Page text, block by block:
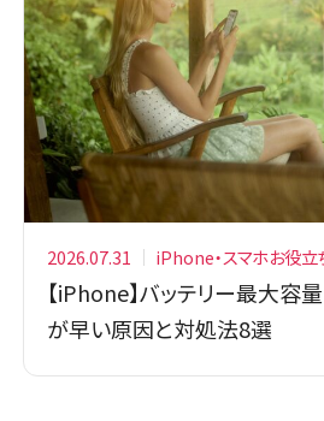
2026.07.31 iPhone・スマホお役立
【iPhone】バッテリー最大容
が早い原因と対処法8選